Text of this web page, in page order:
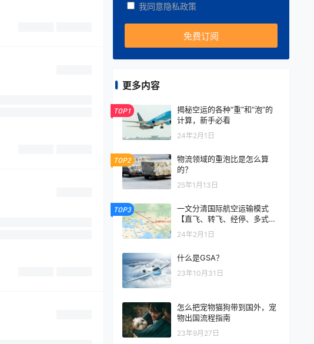
我同意隐私政策
更多内容
TOP1
揭秘空运的各种“重”和“泡”的
计算，新手必看
24年2月1日
TOP2
物流领域的重泡比是怎么算
的？
25年1月13日
TOP3
一文分清国际航空运输模式
【直飞、转飞、经停、多式联
运】
24年2月1日
什么是GSA？
23年10月31日
怎么把宠物猫狗带到国外，宠
物出国流程指南
23年9月27日